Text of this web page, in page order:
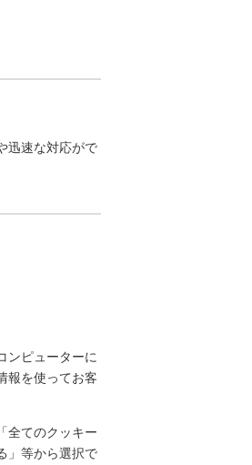
迅速な対応がで
ンピューターに
報を使ってお客
全てのクッキー
」等から選択で